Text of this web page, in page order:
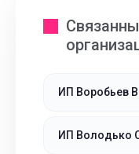
ИП Воробьев
ИП Володько